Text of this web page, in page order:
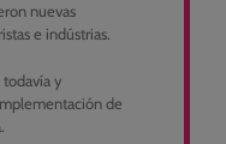
nuevas
e indústrias.
y
de